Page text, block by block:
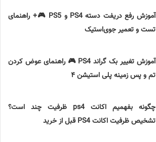
آموزش رفع دریفت دسته PS4 و PS5 🎮+ راهنمای
تست و تعمیر جوی‌استیک
آموزش تغییر بک گراند PS4 🎮 راهنمای عوض کردن
تم و پس زمینه پلی استیشن ۴
چگونه بفهمیم اکانت ps4 ظرفیت چند است؟
تشخیص ظرفیت اکانت PS4 قبل از خرید